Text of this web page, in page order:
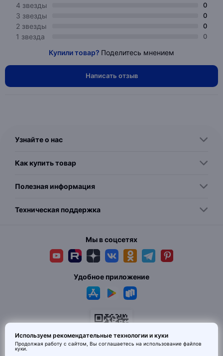
4 звезды 0
3 звезды 0
2 звезды 0
1 звезда 0
Купили товар? Поделитесь мнением
Написать отзыв
Узнайте о нас
Как купить товар
Полезная информация
Техническая поддержка
Мы в соцсетях
Удобное приложение
Используем рекомендательные технологии и куки
Продолжая работу с сайтом, Вы соглашаетесь на использование файлов
куки.